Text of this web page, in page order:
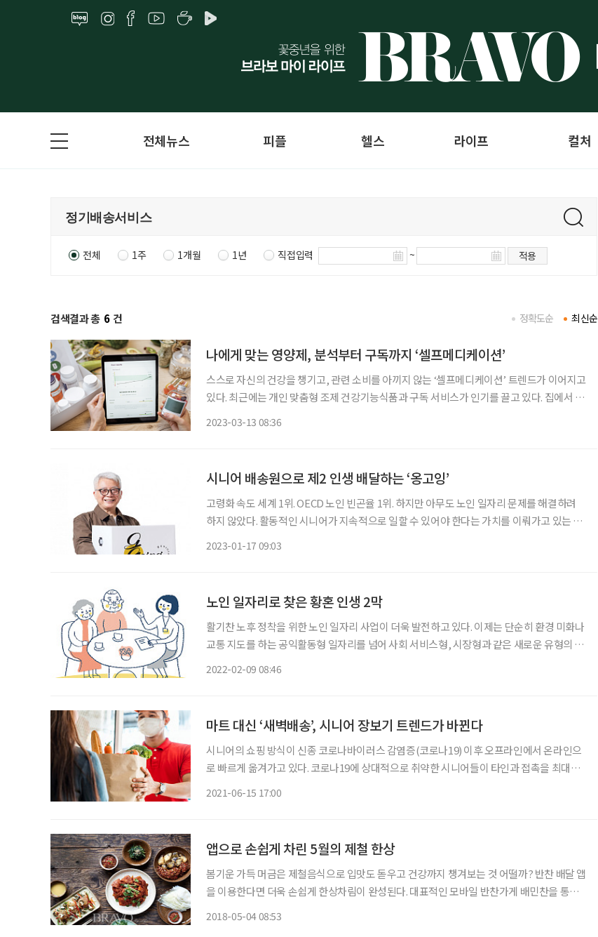
전체뉴스 피플 헬스 라이프 컬처
전체 1주 1개월 1년 직접입력 ~ 적용
검색결과 총 6 건 최신순
정확도순
나에게 맞는 영양제, 분석부터 구독까지 ‘셀프메디케이션’
스스로 자신의 건강을 챙기고, 관련 소비를 아끼지 않는 ‘셀프메디케이션’ 트렌드가 이어지고
있다. 최근에는 개인 맞춤형 조제 건강기능식품과 구독 서비스가 인기를 끌고 있다. 집에서 커
2023-03-13 08:36
시니어 배송원으로 제2 인생 배달하는 ‘옹고잉’
고령화 속도 세계 1위. OECD 노인 빈곤율 1위. 하지만 아무도 노인 일자리 문제를 해결하려
하지 않았다. 활동적인 시니어가 지속적으로 일할 수 있어야 한다는 가치를 이뤄가고 있는 스
2023-01-17 09:03
노인 일자리로 찾은 황혼 인생 2막
활기찬 노후 정착을 위한 노인 일자리 사업이 더욱 발전하고 있다. 이제는 단순히 환경 미화나
교통 지도를 하는 공익활동형 일자리를 넘어 사회 서비스형, 시장형과 같은 새로운 유형의 일
2022-02-09 08:46
마트 대신 ‘새벽배송’, 시니어 장보기 트렌드가 바뀐다
시니어의 쇼핑 방식이 신종 코로나바이러스 감염증(코로나19) 이후 오프라인에서 온라인으
로 빠르게 옮겨가고 있다. 코로나19에 상대적으로 취약한 시니어들이 타인과 접촉을 최대한
2021-06-15 17:00
앱으로 손쉽게 차린 5월의 제철 한상
봄기운 가득 머금은 제철음식으로 입맛도 돋우고 건강까지 챙겨보는 것 어떨까? 반찬 배달 앱
을 이용한다면 더욱 손쉽게 한상차림이 완성된다. 대표적인 모바일 반찬가게 배민찬을 통해
2018-05-04 08:53